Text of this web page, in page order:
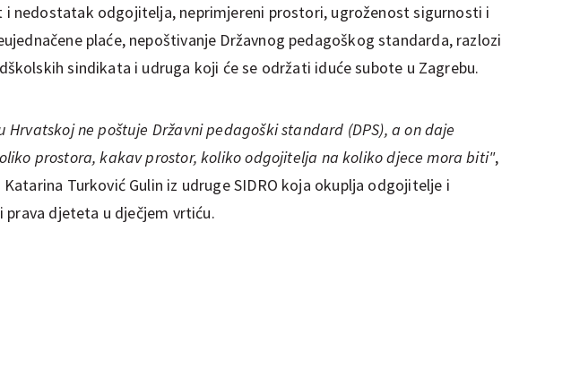
i nedostatak odgojitelja, neprimjereni prostori, ugroženost sigurnosti i
plaće, nepoštivanje Državnog pedagoškog standarda, razlozi
sindikata i udruga koji će se održati iduće subote u Zagrebu.
Hrvatskoj ne poštuje Državni pedagoški standard (DPS), a on daje
prostora, kakav prostor, koliko odgojitelja na koliko djece mora biti",
Katarina Turković Gulin iz udruge SIDRO koja okuplja odgojitelje i
djeteta u dječjem vrtiću.